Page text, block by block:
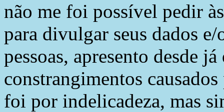
não me foi possível pedir
para divulgar seus dados
pessoas, apresento desde
constrangimentos
foi por indelicadeza, mas